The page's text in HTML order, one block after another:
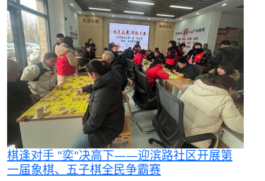
棋逢对手 "奕"决高下——迎滨路社区开展第
一届象棋、五子棋全民争霸赛